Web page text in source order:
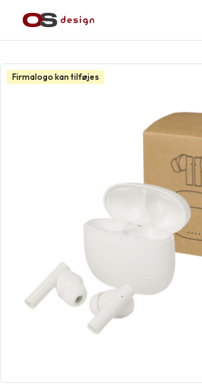
Firmalogo kan tilføjes